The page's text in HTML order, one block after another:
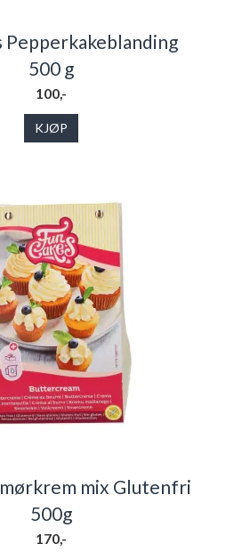
Pepperkakeblanding
500 g
100,-
KJØP
mix Glutenfri
500g
170,-